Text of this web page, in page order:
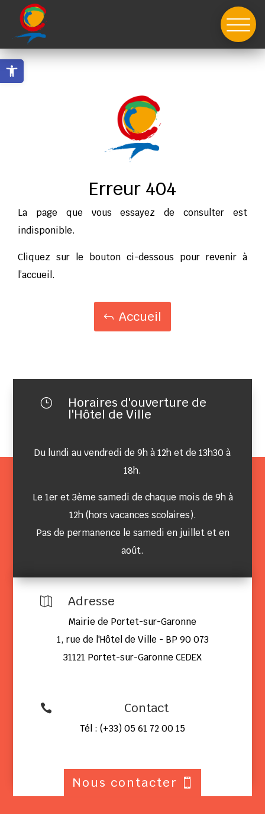
content
Ouvrir la barre d’outils
Erreur 404
La page que vous essayez de consulter est
indisponible.
Cliquez sur le bouton ci-dessous pour revenir à
l’accueil.
Accueil
} Horaires d'ouverture de
l'Hôtel de Ville
Du lundi au vendredi de 9h à 12h et de 13h30 à
18h.
Le 1er et 3ème samedi de chaque mois de 9h à
12h (hors vacances scolaires).
Pas de permanence le samedi en juillet et en
août.
 Adresse
Mairie de Portet-sur-Garonne
1, rue de l'Hôtel de Ville - BP 90 073
31121 Portet-sur-Garonne CEDEX
 Contact
Tél : (+33) 05 61 72 00 15
Nous contacter